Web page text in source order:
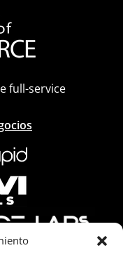
full-service